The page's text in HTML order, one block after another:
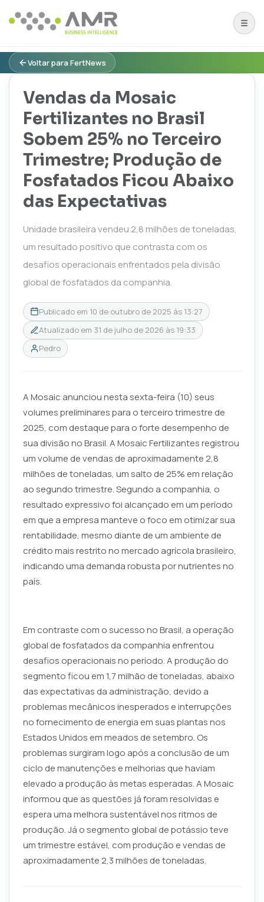
Voltar para FertNews
Vendas da Mosaic
Fertilizantes no Brasil
Sobem 25% no Terceiro
Trimestre; Produção de
Fosfatados Ficou Abaixo
das Expectativas
Unidade brasileira vendeu 2,8 milhões de toneladas,
um resultado positivo que contrasta com os
desafios operacionais enfrentados pela divisão
global de fosfatados da companhia.
Publicado em 10 de outubro de 2025 às 13:27
Atualizado em 31 de julho de 2026 às 19:33
Pedro
A Mosaic anunciou nesta sexta-feira (10) seus
volumes preliminares para o terceiro trimestre de
2025, com destaque para o forte desempenho de
sua divisão no Brasil. A Mosaic Fertilizantes registrou
um volume de vendas de aproximadamente 2,8
milhões de toneladas, um salto de 25% em relação
ao segundo trimestre. Segundo a companhia, o
resultado expressivo foi alcançado em um período
em que a empresa manteve o foco em otimizar sua
rentabilidade, mesmo diante de um ambiente de
crédito mais restrito no mercado agrícola brasileiro,
indicando uma demanda robusta por nutrientes no
país.
Em contraste com o sucesso no Brasil, a operação
global de fosfatados da companhia enfrentou
desafios operacionais no período. A produção do
segmento ficou em 1,7 milhão de toneladas, abaixo
das expectativas da administração, devido a
problemas mecânicos inesperados e interrupções
no fornecimento de energia em suas plantas nos
Estados Unidos em meados de setembro. Os
problemas surgiram logo após a conclusão de um
ciclo de manutenções e melhorias que haviam
elevado a produção às metas esperadas. A Mosaic
informou que as questões já foram resolvidas e
espera uma melhora sustentável nos ritmos de
produção. Já o segmento global de potássio teve
um trimestre estável, com produção e vendas de
aproximadamente 2,3 milhões de toneladas.